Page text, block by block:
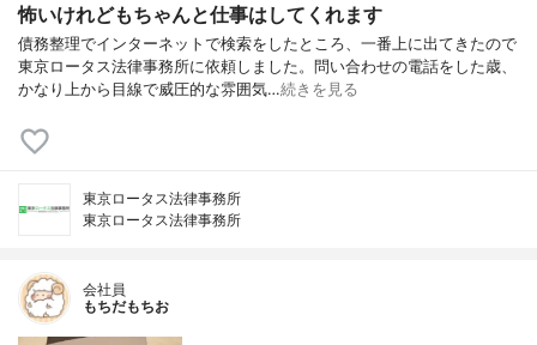
怖いけれどもちゃんと仕事はしてくれます
債務整理でインターネットで検索をしたところ、一番上に出てきたので
東京ロータス法律事務所に依頼しました。問い合わせの電話をした歳、
かなり上から目線で威圧的な雰囲気…続きを見る
東京ロータス法律事務所
東京ロータス法律事務所
会社員
もちだもちお